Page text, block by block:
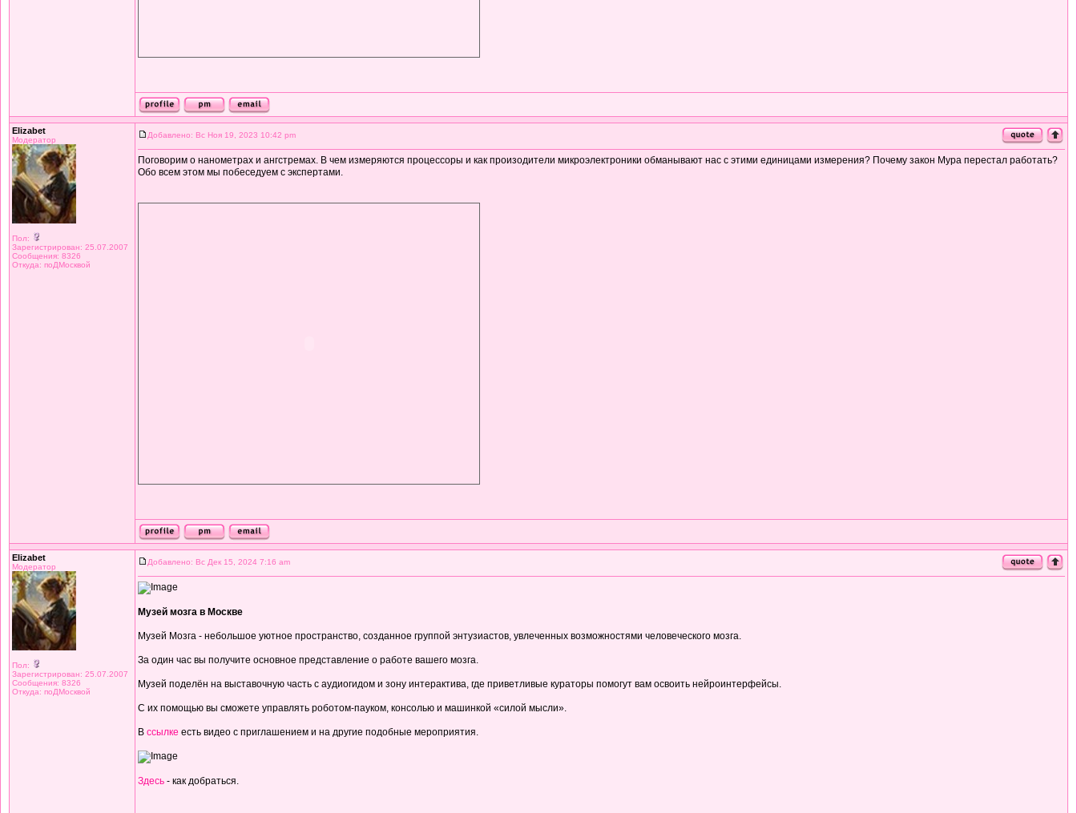
Elizabet
Модератор
Пол:
Зарегистрирован: 25.07.2007
Сообщения: 8326
Откуда: поДМосквой
Добавлено: Вс Ноя 19, 2023 10:42 pm
Поговорим о нанометрах и ангстремах. В чем измеряются процессоры и как произодители микроэлектроники обманывают нас с этими единицами измерения? Почему закон Мура перестал работать?
Обо всем этом мы побеседуем с экспертами.
Elizabet
Модератор
Пол:
Зарегистрирован: 25.07.2007
Сообщения: 8326
Откуда: поДМосквой
Добавлено: Вс Дек 15, 2024 7:16 am
Музей мозга в Москве
Музей Мозга - небольшое уютное пространство, созданное группой энтузиастов, увлеченных возможностями человеческого мозга.
За один час вы получите основное представление о работе вашего мозга.
Музей поделён на выставочную часть с аудиогидом и зону интерактива, где приветливые кураторы помогут вам освоить нейроинтерфейсы.
С их помощью вы сможете управлять роботом-пауком, консолью и машинкой «силой мысли».
В ссылке есть видео с приглашением и на другие подобные мероприятия.
Здесь - как добраться.